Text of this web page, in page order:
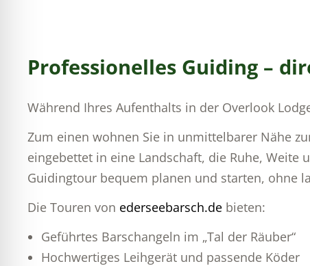
Professionelles Guiding –
Während Ihres Aufenthalts in der Overlook
Zum einen wohnen Sie in unmittelbarer Nähe
eingebettet in eine Landschaft, die Ruhe,
Guidingtour bequem planen und starten, ohne
Die Touren von ederseebarsch.de bieten:
Geführtes Barschangeln im „Tal der Räuber“
Hochwertiges Leihgerät und passende Köder